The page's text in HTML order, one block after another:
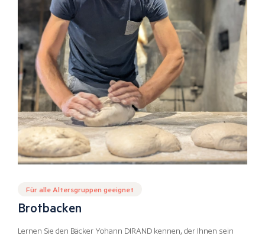
Für alle Altersgruppen geeignet
Brotbacken
Lernen Sie den Bäcker Yohann DIRAND kennen, der Ihnen sein